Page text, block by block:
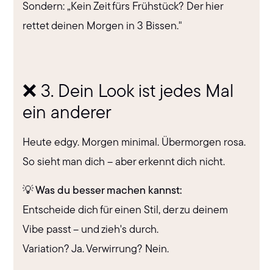
Sondern: „Kein Zeit fürs Frühstück? Der hier
rettet deinen Morgen in 3 Bissen."
❌ 3. Dein Look ist jedes Mal
ein anderer
Heute edgy. Morgen minimal. Übermorgen rosa.
So sieht man dich – aber erkennt dich nicht.
💡 Was du besser machen kannst:
Entscheide dich für einen Stil, der zu deinem
Vibe passt – und zieh's durch.
Variation? Ja. Verwirrung? Nein.